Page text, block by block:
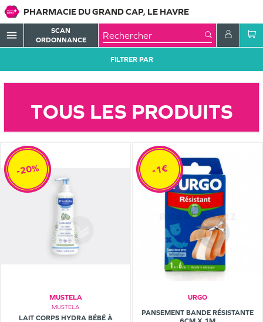
PHARMACIE DU GRAND CAP, LE HAVRE
menu
SCAN
ORDONNANCE
FILTRER PAR
TOUS LES PRODUITS
MUSTELA
MUSTELA
LAIT CORPS HYDRA BÉBÉ À
-20%
URGO
PANSEMENT BANDE RÉSISTANTE
-1€